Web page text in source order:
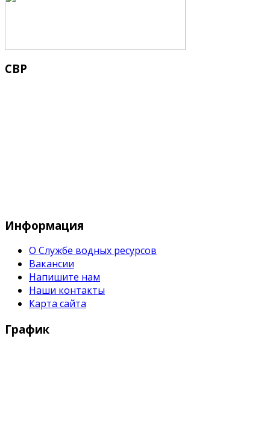
СВР
Информация
О Службе водных ресурсов
Вакансии
Напишите нам
Наши контакты
Карта сайта
График